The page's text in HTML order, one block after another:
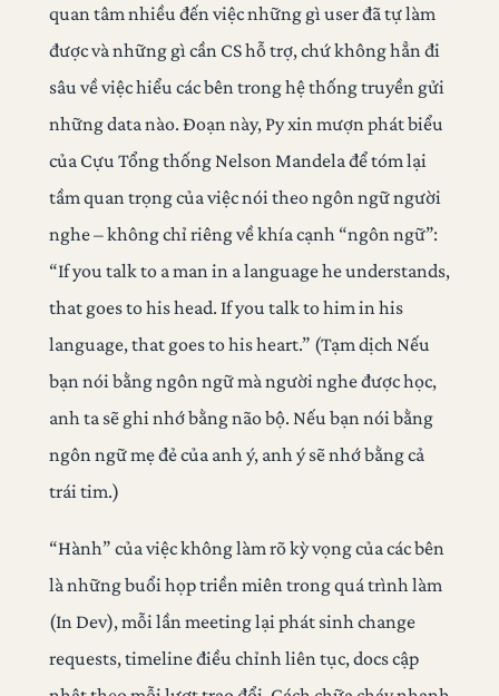
quan tâm nhiều đến việc những gì user đã tự làm
được và những gì cần CS hỗ trợ, chứ không hẳn đi
sâu về việc hiểu các bên trong hệ thống truyền gửi
những data nào. Đoạn này, Py xin mượn phát biểu
của Cựu Tổng thống Nelson Mandela để tóm lại
tầm quan trọng của việc nói theo ngôn ngữ người
nghe – không chỉ riêng về khía cạnh “ngôn ngữ”:
“If you talk to a man in a language he understands,
that goes to his head. If you talk to him in his
language, that goes to his heart.” (Tạm dịch Nếu
bạn nói bằng ngôn ngữ mà người nghe được học,
anh ta sẽ ghi nhớ bằng não bộ. Nếu bạn nói bằng
ngôn ngữ mẹ đẻ của anh ý, anh ý sẽ nhớ bằng cả
trái tim.)
“Hành” của việc không làm rõ kỳ vọng của các bên
là những buổi họp triền miên trong quá trình làm
(In Dev), mỗi lần meeting lại phát sinh change
requests, timeline điều chỉnh liên tục, docs cập